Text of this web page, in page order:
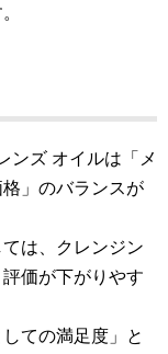
ンズ オイルは「メ
」のバランスが
は、クレンジン
価が下がりやす
ての満足度」と